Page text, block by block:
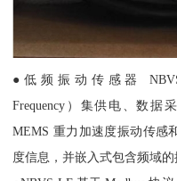
●低频振动传感器 NBVS-
Frequency）集供电、数据
MEMS 重力加速度振动传感
度信息，并嵌入式包含频域的